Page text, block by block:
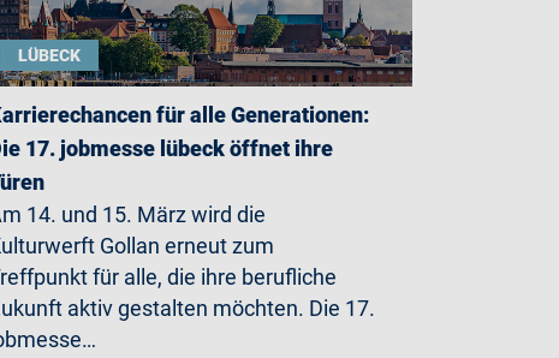
LÜBECK
für alle Generationen:
17. jobmesse lübeck öffnet ihre
14. und 15. März wird die
Gollan erneut zum
für alle, die ihre berufliche
aktiv gestalten möchten. Die 17.